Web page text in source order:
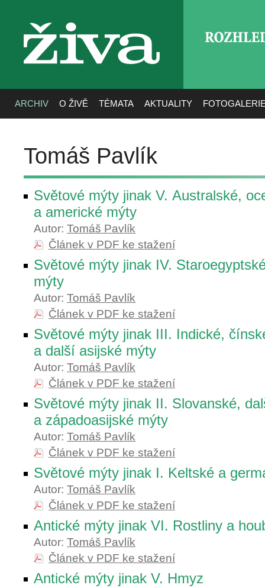
živa
ARCHIV O ŽIVĚ TÉMATA AKTUALITY
Tomáš Pavlík
Světové mýty jinak V. Australské,
a americké mýty
Autor: Tomáš Pavlík
Článek v PDF ke stažení
Světové mýty jinak IV.
mýty
Autor: Tomáš Pavlík
Článek v PDF ke stažení
Světové mýty jinak III. Indické,
a další asijské mýty
Autor: Tomáš Pavlík
Článek v PDF ke stažení
Světové mýty jinak II. Slovanské,
a západoasijské mýty
Autor: Tomáš Pavlík
Článek v PDF ke stažení
Světové mýty jinak I. Keltské a
Autor: Tomáš Pavlík
Článek v PDF ke stažení
Antické mýty jinak VI. Rostliny a
Autor: Tomáš Pavlík
Článek v PDF ke stažení
Antické mýty jinak V. Hmyz